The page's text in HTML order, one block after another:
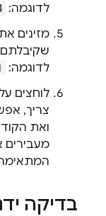
לדוגמה:
לדוגמה:
לוחצים על
צריך,
ואת
בדיקה